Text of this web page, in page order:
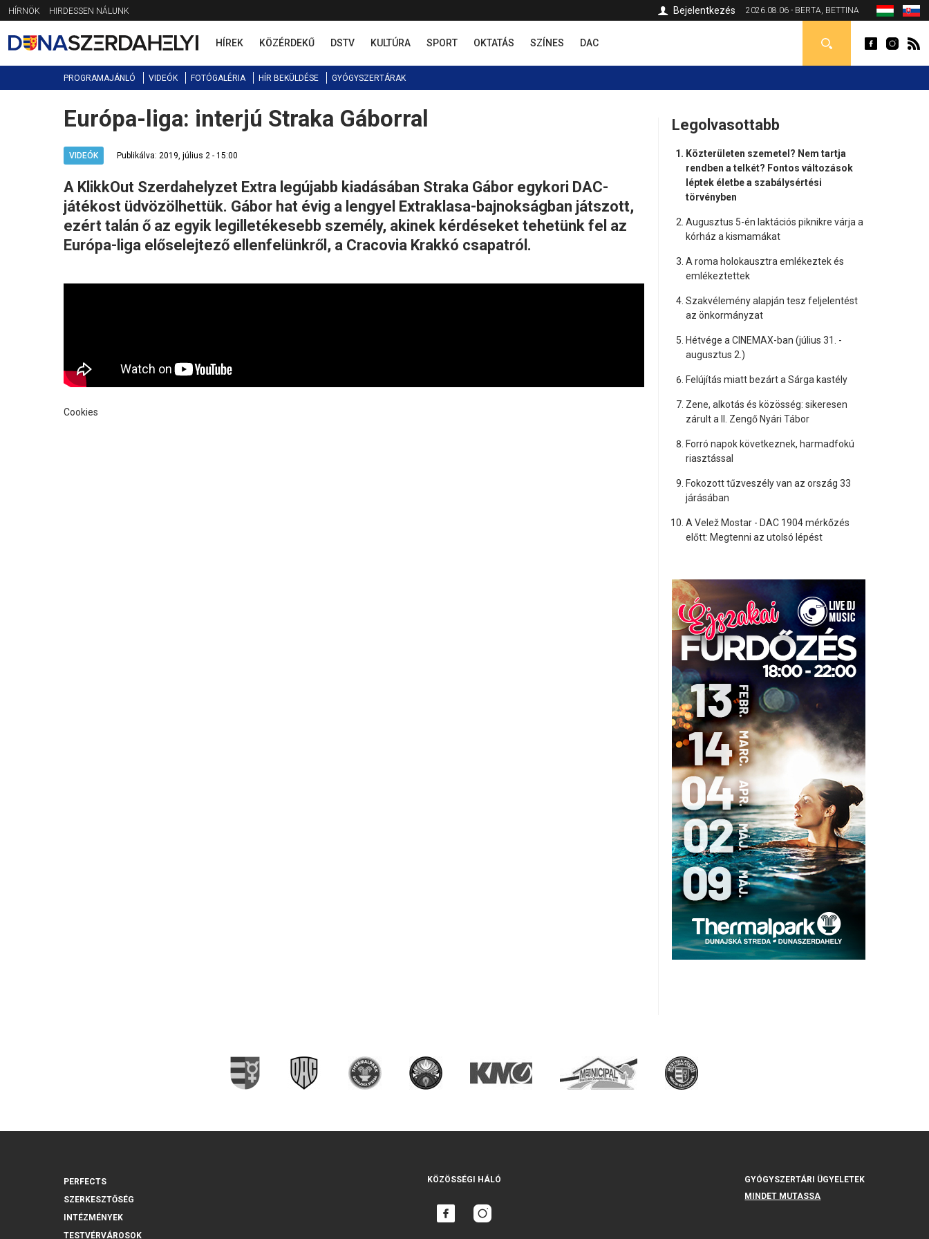
Jump
to
navigation
HÍRNÖK HIRDESSEN NÁLUNK 2026.08.06 - BERTA, BETTINA
Bejelentkezés
HÍREK KÖZÉRDEKŰ DSTV KULTÚRA SPORT OKTATÁS SZÍNES DAC
PROGRAMAJÁNLÓ VIDEÓK FOTÓGALÉRIA HÍR BEKÜLDÉSE GYÓGYSZERTÁRAK
Back
to
Európa-liga: interjú Straka Gáborral
VIDEÓK Publikálva: 2019, július 2 - 15:00
A KlikkOut Szerdahelyzet Extra legújabb kiadásában Straka Gábor egykori DAC-
játékost üdvözölhettük. Gábor hat évig a lengyel Extraklasa-bajnokságban játszott,
ezért talán ő az egyik legilletékesebb személy, akinek kérdéseket tehetünk fel az
Európa-liga előselejtező ellenfelünkről, a Cracovia Krakkó csapatról.
Cookies
Legolvasottabb
Közterületen szemetel? Nem tartja
rendben a telkét? Fontos változások
léptek életbe a szabálysértési
törvényben
Augusztus 5-én laktációs piknikre várja a
kórház a kismamákat
A roma holokausztra emlékeztek és
emlékeztettek
Szakvélemény alapján tesz feljelentést
az önkormányzat
Hétvége a CINEMAX-ban (július 31. -
augusztus 2.)
Felújítás miatt bezárt a Sárga kastély
Zene, alkotás és közösség: sikeresen
zárult a II. Zengő Nyári Tábor
Forró napok következnek, harmadfokú
riasztással
Fokozott tűzveszély van az ország 33
járásában
A Velež Mostar - DAC 1904 mérkőzés
előtt: Megtenni az utolsó lépést
PERFECTS
SZERKESZTŐSÉG
INTÉZMÉNYEK
TESTVÉRVÁROSOK
KÖZÖSSÉGI HÁLÓ
GYÓGYSZERTÁRI ÜGYELETEK
MINDET MUTASSA